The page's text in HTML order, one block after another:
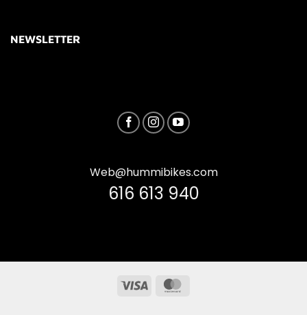
NEWSLETTER
Web@hummibikes.com
616 613 940
Visa